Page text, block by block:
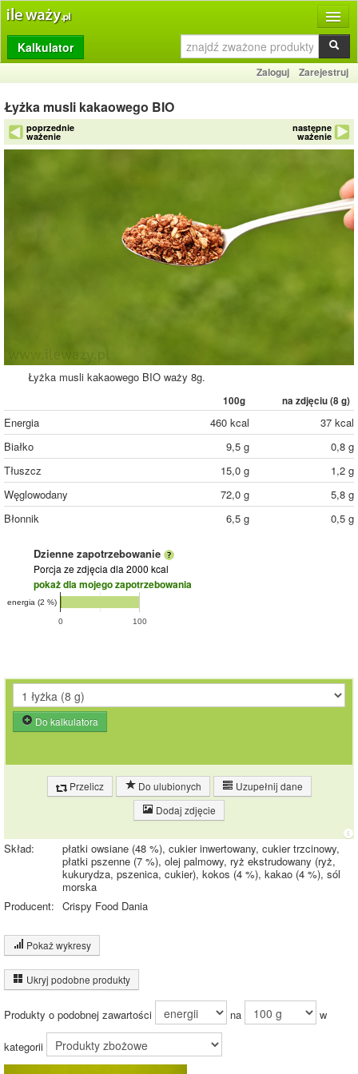
Produkty
Dziennik
Przelicznik
Porównywarka
Kalkulator
Zaloguj Zarejestruj
Łyżka musli kakaowego BIO
poprzednie
ważenie
następne
ważenie
Łyżka musli kakaowego BIO waży 8g.
100g na zdjęciu (8 g)
Energia 460 kcal
37 kcal
Białko
9,5 g
0,8 g
Tłuszcz
15,0 g
1,2 g
Węglowodany
72,0 g
5,8 g
Błonnik
6,5 g 0,5 g
Dzienne zapotrzebowanie
Porcja ze zdjęcia dla 2000 kcal
pokaż dla mojego zapotrzebowania
0 100
energia (2 %)
Do kalkulatora
Przelicz Do ulubionych
Uzupełnij dane
Dodaj zdjęcie
Skład:
płatki owsiane (48 %), cukier inwertowany, cukier trzcinowy,
płatki pszenne (7 %), olej palmowy, ryż ekstrudowany (ryż,
kukurydza, pszenica, cukier), kokos (4 %), kakao (4 %), sól
morska
Producent: Crispy Food Dania
Pokaż wykresy
Wykres składu produktu
Tłuszcz (15%)
Węglowodany
(72%)
Pozostałe (4%)
Inne ważenia tego produktu:
Ukryj podobne produkty
Produkty o podobnej zawartości na w
kategorii